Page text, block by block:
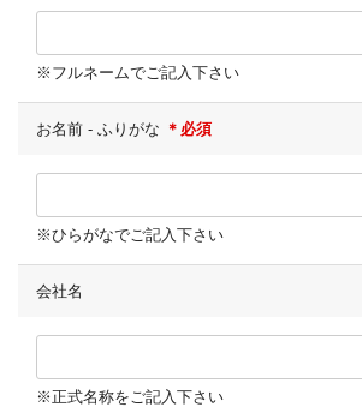
※フルネームでご記入下さい
お名前 - ふりがな ＊必須
※ひらがなでご記入下さい
会社名
※正式名称をご記入下さい